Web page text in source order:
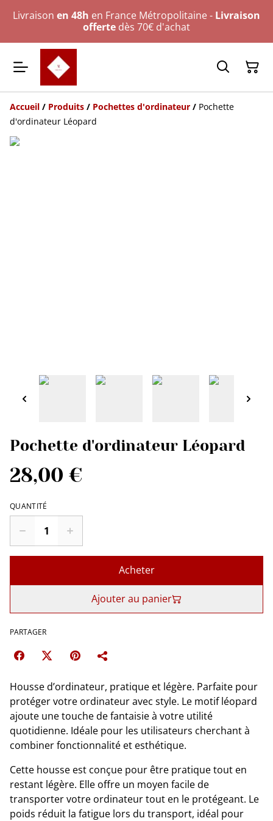
Livraison en 48h en France Métropolitaine - Livraison
offerte dès 70€ d'achat
Accueil / Produits / Pochettes d'ordinateur / Pochette
d'ordinateur Léopard
Pochette d'ordinateur Léopard
28,00 €
QUANTITÉ
Acheter
Ajouter au panier
PARTAGER
Housse d’ordinateur, pratique et légère. Parfaite pour
protéger votre ordinateur avec style. Le motif léopard
ajoute une touche de fantaisie à votre utilité
quotidienne. Idéale pour les utilisateurs cherchant à
combiner fonctionnalité et esthétique.
Cette housse est conçue pour être pratique tout en
restant légère. Elle offre un moyen facile de
transporter votre ordinateur tout en le protégeant. Le
poids réduit la fatigue lors du transport, idéal pour